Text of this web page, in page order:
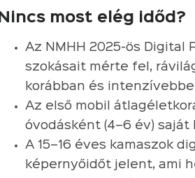
Nincs most elég időd?
Az NMHH 2025-ös Digital
szokásait mérte fel,
korábban és
Az első mobil
óvodásként (4–6 év) saját
A 15–16 éves kamaszok
képernyőidőt jelent, ami